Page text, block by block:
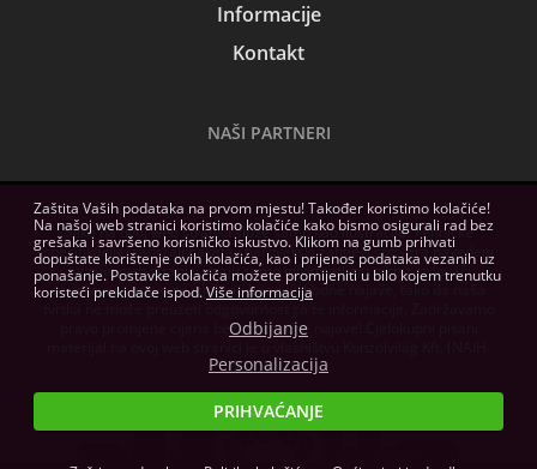
Informacije
Kontakt
NAŠI PARTNERI
Slike na ovoj web stranici služe samo kao ilustracija. Tehničke
specifikacije, sadržaji paketa i hardverski zahtjevi softvera navedeni
na ovoj web stranici imaju samo informativnu svrhu, izdavači
zadržavaju pravo na izmjene bez prethodne najave, tako da naša
pravo promjene cijena bez prethodne najave! Cjelokupni pisani
82255/2014.)
Zaštita Vaših podataka na prvom mjestu! Također koristimo kolačiće!
Na našoj web stranici koristimo kolačiće kako bismo osigurali rad bez
grešaka i savršeno korisničko iskustvo. Klikom na gumb prihvati
dopuštate korištenje ovih kolačića, kao i prijenos podataka vezanih uz
ponašanje. Postavke kolačića možete promijeniti u bilo kojem trenutku
koristeći prekidače ispod.Više informacija
Odbijanje
Personalizacija
PRIHVAĆANJE